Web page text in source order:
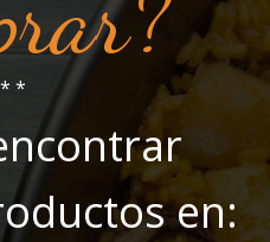
*
en: